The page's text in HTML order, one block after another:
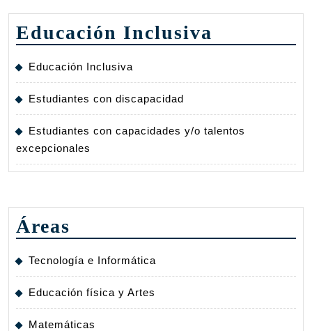
Educación Inclusiva
Educación Inclusiva
Estudiantes con discapacidad
Estudiantes con capacidades y/o talentos
excepcionales
Áreas
Tecnología e Informática
Educación física y Artes
Matemáticas